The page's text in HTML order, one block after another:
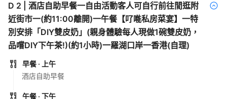
D 2
酒店自助早餐一自由活動客人可自行前往閒逛附
近街市一(約11:00離開)一午餐【𠮩𠹌私房菜宴】一特
別安排「DIY雙皮奶」(親身體驗每人現做1碗雙皮奶，
品嚐DIY下午茶!)(約1小時)一羅湖口岸一香港(自理)
早餐 · 上午
酒店自助早餐
午餐 · 下午